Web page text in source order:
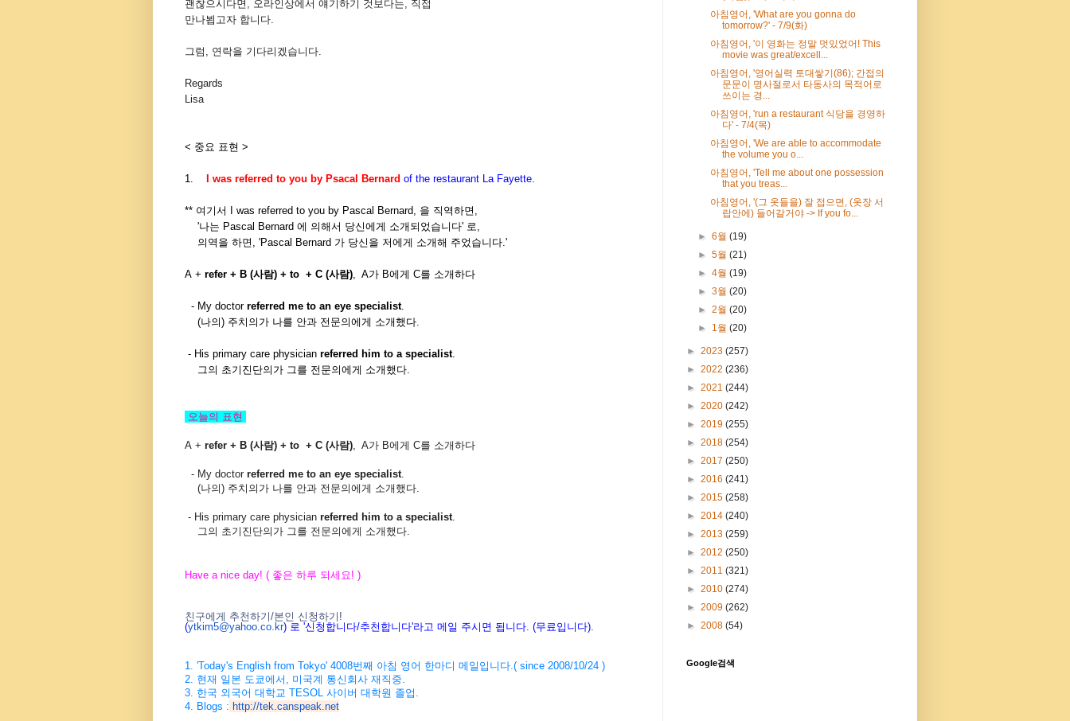
괜찮으시다면, 오라인상에서 얘기하기 것보다는, 직접
만나뵙고자 합니다.
그럼, 연락을 기다리겠습니다.
Regards
Lisa
< 중요 표현 >
1. I was referred to you by Psacal Bernard of the restaurant La Fayette.
** 여기서 I was referred to you by Pascal Bernard, 을 직역하면,
'나는 Pascal Bernard 에 의해서 당신에게 소개되었습니다' 로,
의역을 하면, 'Pascal Bernard 가 당신을 저에게 소개해 주었습니다.'
A + refer + B (사람) + to + C (사람) , A가 B에게 C를 소개하다
- My doctorreferred me to an eye specialist.
(나의) 주치의가 나를 안과 전문의에게 소개했다.
- His primary care physician referred him to a specialist.
그의 초기진단의가 그를 전문의에게 소개했다.
오늘의 표현
A + refer + B (사람) + to + C (사람) , A가 B에게 C를 소개하다
- My doctor referred me to an eye specialist
(나의) 주치의가 나를 안과 전문의에게 소개했다.
- His primary care physician referred him to a specialist
그의 초기진단의가 그를 전문의에게 소개했다.
Have a nice day! ( 좋은 하루 되세요! )
친구에게 추천하기/본인 신청하기!
(ytkim5@yahoo.co.kr) 로 '신청합니다/추천합니다'라고 메일 주시면 됩니다. (무료입니다).
1. 'Today's English from Tokyo' 4008번째 아침 영어 한마디 메일입니다.( since 2008/10/24 )
2. 현재 일본 도쿄에서, 미국계 통신회사 재직중.
3. 한국 외국어 대학교 TESOL 사이버 대학원 졸업.
4. Blogs : http://tek .canspeak.net
아침영어, 'What are you gonna do
tomorrow?' - 7/9(화)
아침영어, '이 영화는 정말 멋있었어! This
movie was great/excell...
아침영어, '영어실력 토대쌓기(86); 간접의
문문이 명사절로서 타동사의 목적어로
쓰이는 경...
아침영어, 'run a restaurant 식당을 경영하
다' - 7/4(목)
아침영어, 'We are able to accommodate
the volume you o...
아침영어, 'Tell me about one possession
that you treas...
아침영어, '(그 옷들을) 잘 접으면, (옷장 서
랍안에) 들어갈거야 -> If you fo...
►6월(19)
►5월(21)
►4월(19)
►3월(20)
►2월(20)
► 1월(20)
► 2023 (257)
► 2022 (236)
► 2021 (244)
► 2020 (242)
► 2019 (255)
► 2018 (254)
► 2017 (250)
► 2016 (241)
► 2015 (258)
► 2014 (240)
► 2013 (259)
► 2012 (250)
► 2011 (321)
► 2010 (274)
► 2009 (262)
► 2008 (54)
Google검색